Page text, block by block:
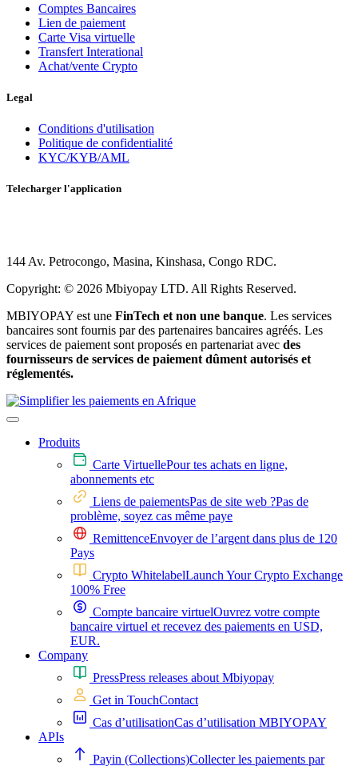
Comptes Bancaires
Lien de paiement
Carte Visa virtuelle
Transfert Interational
Achat/vente Crypto
Legal
Conditions d'utilisation
Politique de confidentialité
KYC/KYB/AML
Telecharger l'application
144 Av. Petrocongo, Masina, Kinshasa, Congo RDC.
Copyright: © 2026 Mbiyopay LTD. All Rights Reserved.
MBIYOPAY est une FinTech et non une banque. Les services
bancaires sont fournis par des partenaires bancaires agréés. Les
services de paiement sont proposés en partenariat avec des
fournisseurs de services de paiement dûment autorisés et
réglementés.
Produits
Carte VirtuellePour tes achats en ligne,
abonnements etc
Liens de paiementsPas de site web ?Pas de
problème, soyez cas même paye
RemittenceEnvoyer de l’argent dans plus de 120
Pays
Crypto WhitelabelLaunch Your Crypto Exchange
100% Free
Compte bancaire virtuelOuvrez votre compte
bancaire virtuel et recevez des paiements en USD,
EUR.
Company
PressPress releases about Mbiyopay
Get in TouchContact
Cas d’utilisationCas d’utilisation MBIYOPAY
APIs
Payin (Collections)Collecter les paiements par